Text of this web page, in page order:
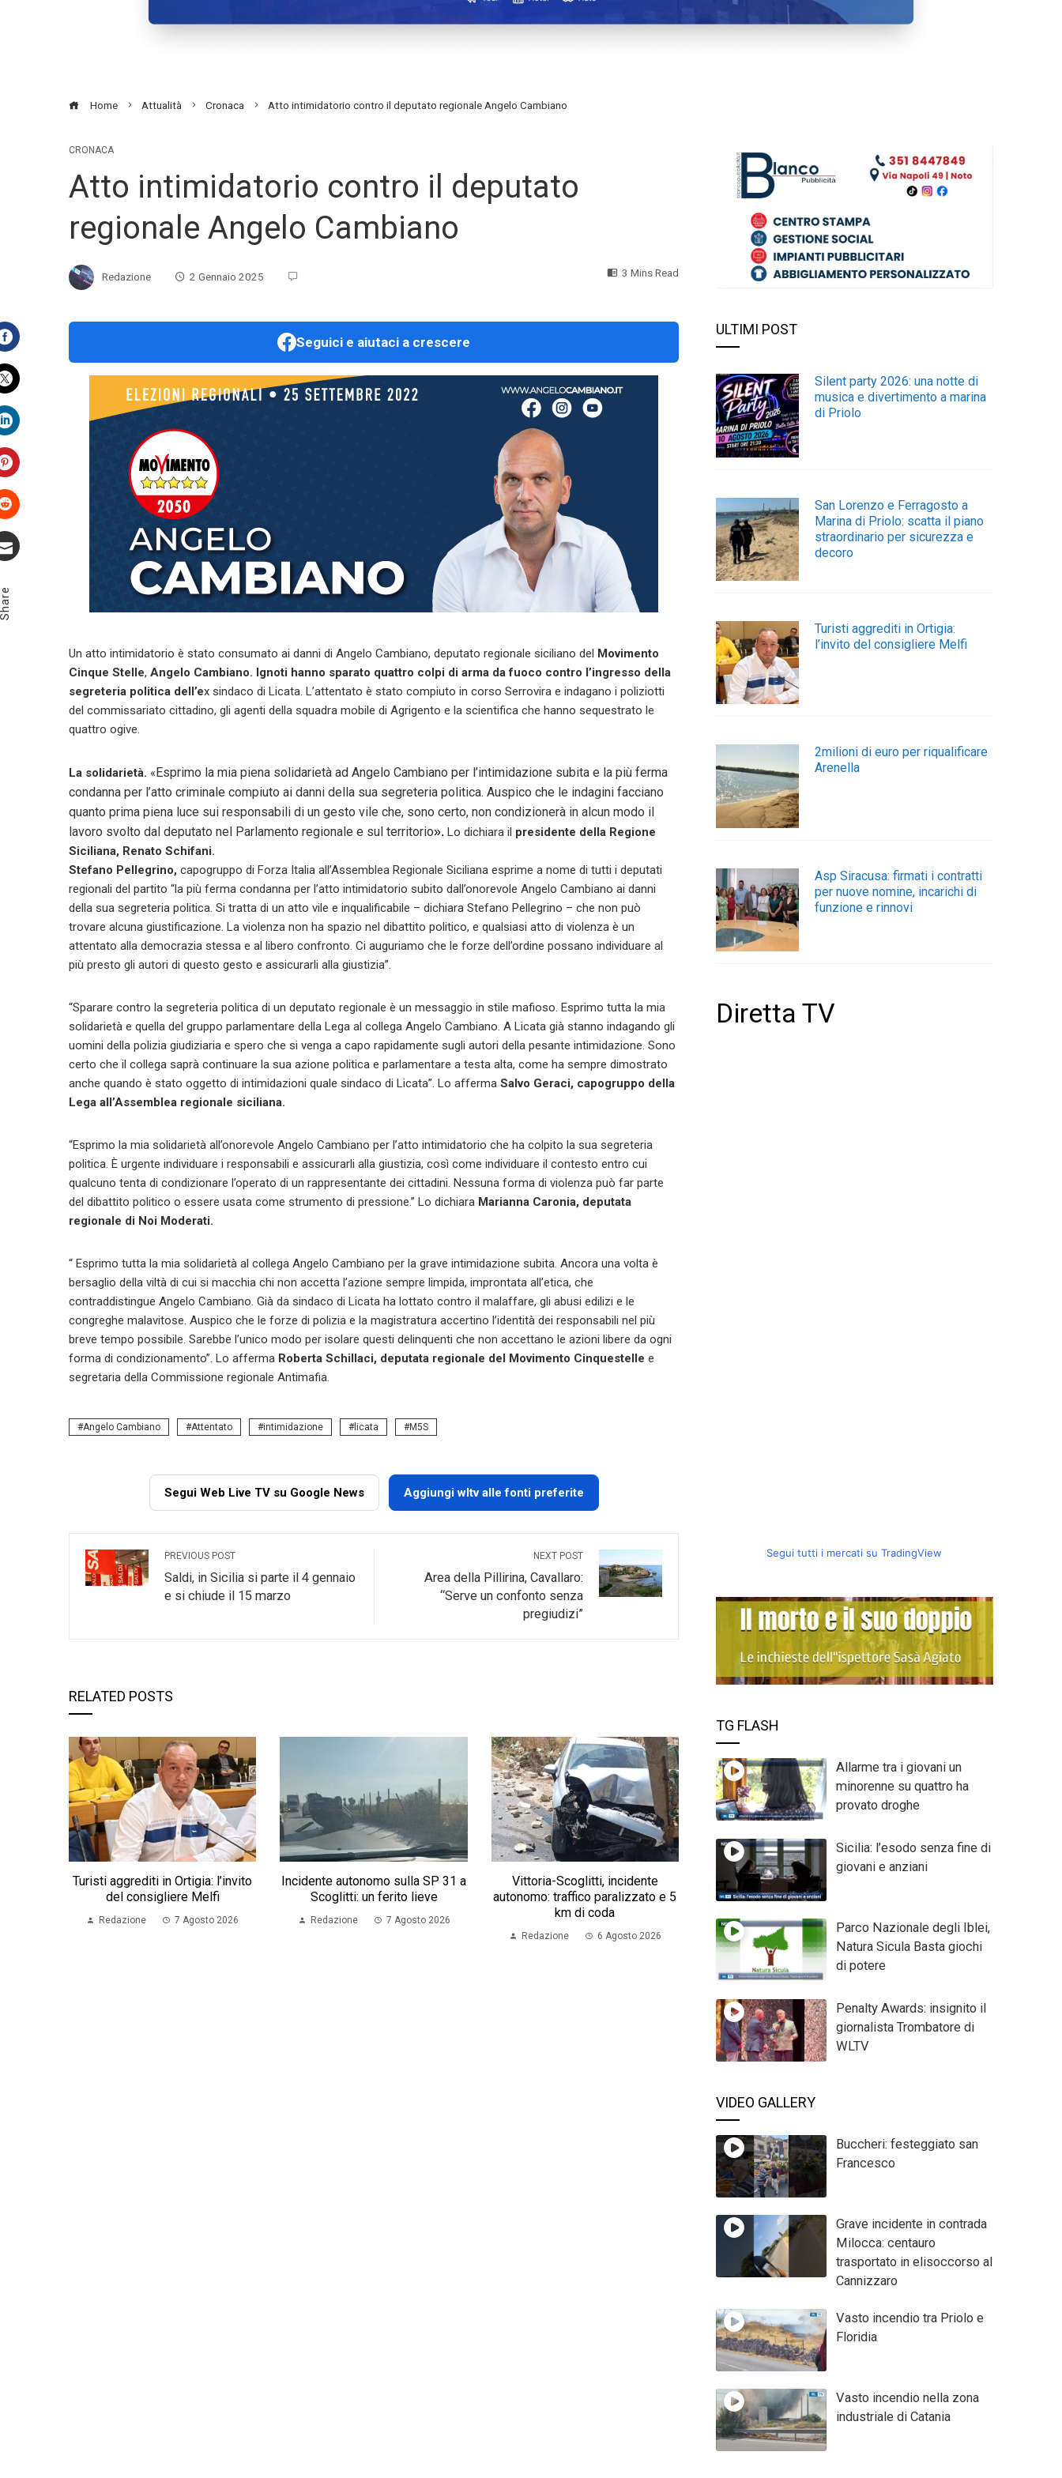
Home Attualità Cronaca Atto intimidatorio contro il deputato regionale Angelo Cambiano
CRONACA
Atto intimidatorio contro il deputato
regionale Angelo Cambiano
Redazione 2 Gennaio 2025 3 Mins Read
Facebook
Twitter
LinkedIn
Pinterest
Stumbleupon
Seguici e aiutaci a crescere
Un atto intimidatorio è stato consumato ai danni di Angelo Cambiano, deputato regionale siciliano del Movimento
Cinque Stelle, Angelo Cambiano. Ignoti hanno sparato quattro colpi di arma da fuoco contro l’ingresso della
segreteria politica dell’ex sindaco di Licata. L’attentato è stato compiuto in corso Serrovira e indagano i poliziotti
del commissariato cittadino, gli agenti della squadra mobile di Agrigento e la scientifica che hanno sequestrato le
quattro ogive.
La solidarietà. «Esprimo la mia piena solidarietà ad Angelo Cambiano per l’intimidazione subita e la più ferma
condanna per l’atto criminale compiuto ai danni della sua segreteria politica. Auspico che le indagini facciano
quanto prima piena luce sui responsabili di un gesto vile che, sono certo, non condizionerà in alcun modo il
lavoro svolto dal deputato nel Parlamento regionale e sul territorio». Lo dichiara il presidente della Regione
Siciliana, Renato Schifani.
Stefano Pellegrino, capogruppo di Forza Italia all’Assemblea Regionale Siciliana esprime a nome di tutti i deputati
regionali del partito “la più ferma condanna per l’atto intimidatorio subito dall’onorevole Angelo Cambiano ai danni
della sua segreteria politica. Si tratta di un atto vile e inqualificabile – dichiara Stefano Pellegrino – che non può
trovare alcuna giustificazione. La violenza non ha spazio nel dibattito politico, e qualsiasi atto di violenza è un
attentato alla democrazia stessa e al libero confronto. Ci auguriamo che le forze dell’ordine possano individuare al
più presto gli autori di questo gesto e assicurarli alla giustizia”.
“Sparare contro la segreteria politica di un deputato regionale è un messaggio in stile mafioso. Esprimo tutta la mia
solidarietà e quella del gruppo parlamentare della Lega al collega Angelo Cambiano. A Licata già stanno indagando gli
uomini della polizia giudiziaria e spero che si venga a capo rapidamente sugli autori della pesante intimidazione. Sono
certo che il collega saprà continuare la sua azione politica e parlamentare a testa alta, come ha sempre dimostrato
anche quando è stato oggetto di intimidazioni quale sindaco di Licata”. Lo afferma Salvo Geraci, capogruppo della
Lega all’Assemblea regionale siciliana.
“Esprimo la mia solidarietà all’onorevole Angelo Cambiano per l’atto intimidatorio che ha colpito la sua segreteria
politica. È urgente individuare i responsabili e assicurarli alla giustizia, così come individuare il contesto entro cui
qualcuno tenta di condizionare l’operato di un rappresentante dei cittadini. Nessuna forma di violenza può far parte
del dibattito politico o essere usata come strumento di pressione.” Lo dichiara Marianna Caronia, deputata
regionale di Noi Moderati.
“ Esprimo tutta la mia solidarietà al collega Angelo Cambiano per la grave intimidazione subita. Ancora una volta è
bersaglio della viltà di cui si macchia chi non accetta l’azione sempre limpida, improntata all’etica, che
contraddistingue Angelo Cambiano. Già da sindaco di Licata ha lottato contro il malaffare, gli abusi edilizi e le
congreghe malavitose. Auspico che le forze di polizia e la magistratura accertino l’identità dei responsabili nel più
breve tempo possibile. Sarebbe l’unico modo per isolare questi delinquenti che non accettano le azioni libere da ogni
forma di condizionamento”. Lo afferma Roberta Schillaci, deputata regionale del Movimento Cinquestelle e
segretaria della Commissione regionale Antimafia.
Angelo Cambiano Attentato intimidazione licata M5S
Segui Web Live TV su Google News Aggiungi wltv alle fonti preferite
PREVIOUS POST
Saldi, in Sicilia si parte il 4 gennaio
e si chiude il 15 marzo
NEXT POST
Area della Pillirina, Cavallaro:
“Serve un confonto senza
pregiudizi”
RELATED POSTS
Turisti aggrediti in Ortigia: l’invito
del consigliere Melfi
Redazione 7 Agosto 2026
Incidente autonomo sulla SP 31 a
Scoglitti: un ferito lieve
Redazione 7 Agosto 2026
Vittoria-Scoglitti, incidente
autonomo: traffico paralizzato e 5
km di coda
Redazione 6 Agosto 2026
ULTIMI POST
Silent party 2026: una notte di
musica e divertimento a marina
di Priolo
San Lorenzo e Ferragosto a
Marina di Priolo: scatta il piano
straordinario per sicurezza e
decoro
Turisti aggrediti in Ortigia:
l’invito del consigliere Melfi
2milioni di euro per riqualificare
Arenella
Asp Siracusa: firmati i contratti
per nuove nomine, incarichi di
funzione e rinnovi
Diretta TV
Segui tutti i mercati su TradingView
TG FLASH
Allarme tra i giovani un
minorenne su quattro ha
provato droghe
Sicilia: l’esodo senza fine di
giovani e anziani
Parco Nazionale degli Iblei,
Natura Sicula Basta giochi
di potere
Penalty Awards: insignito il
giornalista Trombatore di
WLTV
VIDEO GALLERY
Buccheri: festeggiato san
Francesco
Grave incidente in contrada
Milocca: centauro
trasportato in elisoccorso al
Cannizzaro
Vasto incendio tra Priolo e
Floridia
Vasto incendio nella zona
industriale di Catania